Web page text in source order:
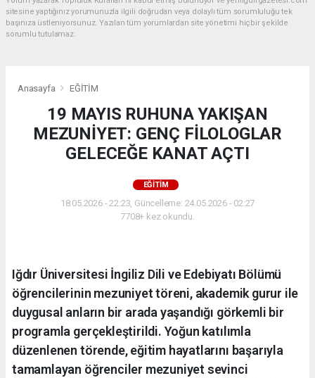
sitesine yaptığınız yorumunuzla ilgili doğrudan veya dolaylı tüm sorumluluğu tek
başınıza üstleniyorsunuz. Yazılan tüm yorumlardan site yönetimi hiçbir şekilde
sorumlu tutulamaz.
Anasayfa EĞİTİM
19 MAYIS RUHUNA YAKIŞAN
MEZUNİYET: GENÇ FİLOLOGLAR
GELECEĞE KANAT AÇTI
EĞİTİM
18.05.2026 - 22:23, Güncelleme: 24.05.2026 - 02:27
7708+ kez okundu.
Iğdır Üniversitesi İngiliz Dili ve Edebiyatı Bölümü
öğrencilerinin mezuniyet töreni, akademik gurur ile
duygusal anların bir arada yaşandığı görkemli bir
programla gerçekleştirildi. Yoğun katılımla
düzenlenen törende, eğitim hayatlarını başarıyla
tamamlayan öğrenciler mezuniyet sevinci